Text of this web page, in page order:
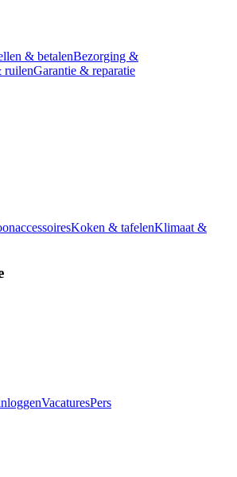
& betalenBezorging &
ruilenGarantie & reparatie
Koken & tafelenKlimaat &
VacaturesPers